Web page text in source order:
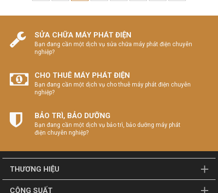
SỬA CHỮA MÁY PHÁT ĐIỆN
Bạn đang cần một dịch vụ sửa chữa máy phát điện chuyên
nghiệp?
CHO THUÊ MÁY PHÁT ĐIỆN
Bạn đang cần một dịch vụ cho thuê máy phát điện chuyên
nghiệp?
BẢO TRÌ, BẢO DƯỠNG
Bạn đang cần một dịch vụ bảo trì, bảo dưỡng máy phát
điện chuyên nghiệp?
THƯƠNG HIỆU
CÔNG SUẤT